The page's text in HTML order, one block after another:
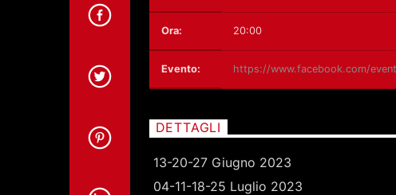
Ora: 20:00
Evento: https://www.facebook.com/
DETTAGLI
13-20-27 Giugno 2023
04-11-18-25 Luglio 2023